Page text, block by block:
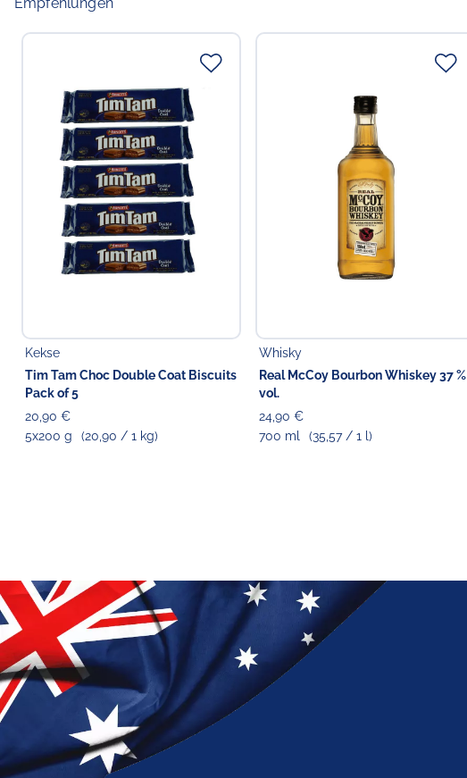
Empfehlungen
Kekse
Tim Tam Choc Double Coat Biscuits
Pack of 5
20,90 €
5x200 g
(20,90 / 1 kg)
Whisky
Real McCoy Bourbon Whiskey 37 %
vol.
24,90 €
700 ml
(35,57 / 1 l)